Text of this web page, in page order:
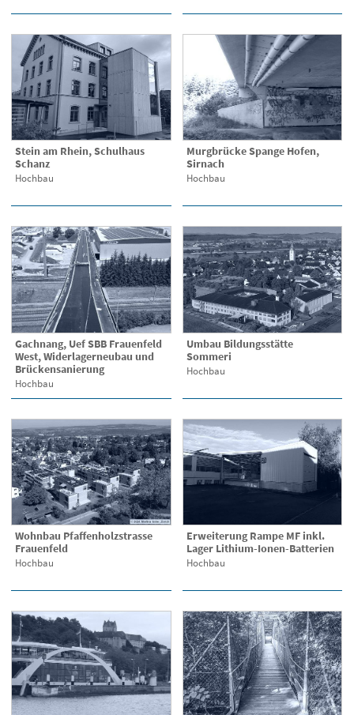
Stein am Rhein, Schulhaus
Schanz
Hochbau
Murgbrücke Spange Hofen,
Sirnach
Hochbau
Gachnang, Uef SBB Frauenfeld
West, Widerlagerneubau und
Brückensanierung
Hochbau
Umbau Bildungsstätte
Sommeri
Hochbau
Wohnbau Pfaffenholzstrasse
Frauenfeld
Hochbau
Erweiterung Rampe MF inkl.
Lager Lithium-Ionen-Batterien
Hochbau